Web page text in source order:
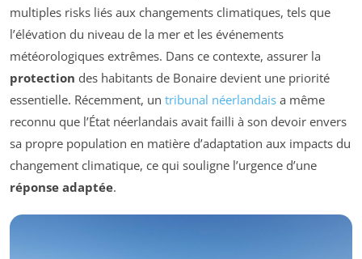
multiples risks liés aux changements climatiques, tels que
l’élévation du niveau de la mer et les événements
météorologiques extrêmes. Dans ce contexte, assurer la
protection des habitants de Bonaire devient une priorité
essentielle. Récemment, un tribunal néerlandais a même
reconnu que l’État néerlandais avait failli à son devoir envers
sa propre population en matière d’adaptation aux impacts du
changement climatique, ce qui souligne l’urgence d’une
réponse adaptée.